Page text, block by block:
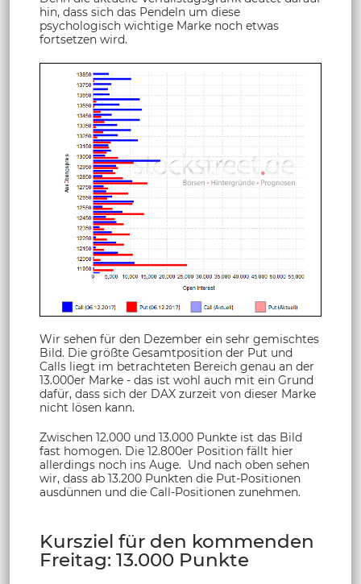
hin, dass sich das Pendeln um diese
psychologisch wichtige Marke noch etwas
fortsetzen wird.
Wir sehen für den Dezember ein sehr gemischtes
Bild. Die größte Gesamtposition der Put und
Calls liegt im betrachteten Bereich genau an der
13.000er Marke - das ist wohl auch mit ein Grund
dafür, dass sich der DAX zurzeit von dieser Marke
nicht lösen kann.
Zwischen 12.000 und 13.000 Punkte ist das Bild
fast homogen. Die 12.800er Position fällt hier
allerdings noch ins Auge. Und nach oben sehen
wir, dass ab 13.200 Punkten die Put-Positionen
ausdünnen und die Call-Positionen zunehmen.
Kursziel für den kommenden
Freitag: 13.000 Punkte